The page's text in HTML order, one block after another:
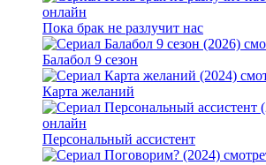
Пока брак не разлучит нас
Балабол 9 сезон
Карта желаний
Персональный ассистент